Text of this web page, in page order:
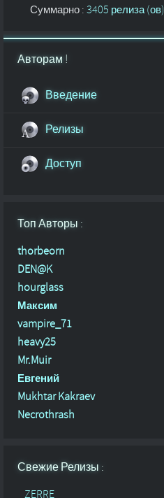
Суммарно : 3405 релиза (ов)
Авторам !
Введение
Релизы
Доступ
Топ Авторы :
thorbeorn
DEN@K
hourglass
Максим
vampire_71
heavy25
Mr.Muir
Евгений
Mukhtar Kakraev
Necrothrash
Свежие Релизы :
ZERRE